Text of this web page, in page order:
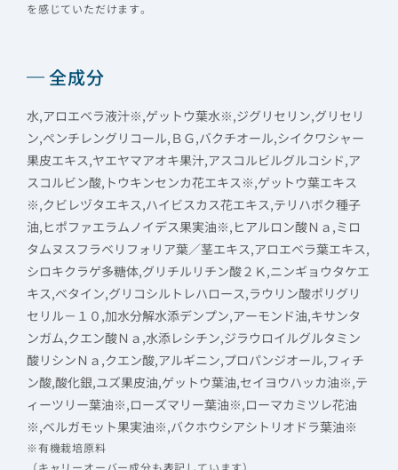
を感じていただけます。
全成分
水,アロエベラ液汁※,ゲットウ葉水※,ジグリセリン,グリセリ
ン,ペンチレングリコール,ＢＧ,バクチオール,シイクワシャー
果皮エキス,ヤエヤマアオキ果汁,アスコルビルグルコシド,ア
スコルビン酸,トウキンセンカ花エキス※,ゲットウ葉エキス
※,クビレヅタエキス,ハイビスカス花エキス,テリハボク種子
油,ヒポファエラムノイデス果実油※,ヒアルロン酸Ｎａ,ミロ
タムヌスフラベリフォリア葉／茎エキス,アロエベラ葉エキス,
シロキクラゲ多糖体,グリチルリチン酸２Ｋ,ニンギョウタケエ
キス,ベタイン,グリコシルトレハロース,ラウリン酸ポリグリ
セリル－１０,加水分解水添デンプン,アーモンド油,キサンタ
ンガム,クエン酸Ｎａ,水添レシチン,ジラウロイルグルタミン
酸リシンＮａ,クエン酸,アルギニン,プロパンジオール,フィチ
ン酸,酸化銀,ユズ果皮油,ゲットウ葉油,セイヨウハッカ油※,テ
ィーツリー葉油※,ローズマリー葉油※,ローマカミツレ花油
※,ベルガモット果実油※,バクホウシアシトリオドラ葉油※
※有機栽培原料